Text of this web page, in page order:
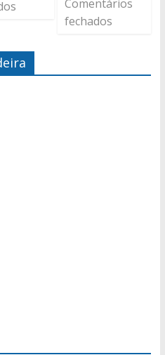
Comentários
fechados